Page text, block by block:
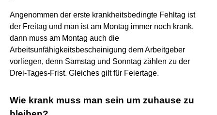
Angenommen der erste krankheitsbedingte Fehltag ist
der Freitag und man ist am Montag immer noch krank,
dann muss am Montag auch die
Arbeitsunfähigkeitsbescheinigung dem Arbeitgeber
vorliegen, denn Samstag und Sonntag zählen zu der
Drei-Tages-Frist. Gleiches gilt für Feiertage.
Wie krank muss man sein um zuhause zu